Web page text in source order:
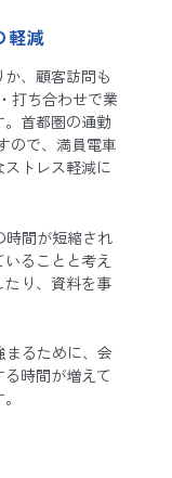
軽減
、顧客訪問も
打ち合わせで業
首都圏の通勤
ので、満員電車
トレス軽減に
時間が短縮され
ることと考え
り、資料を事
まるために、会
時間が増えて